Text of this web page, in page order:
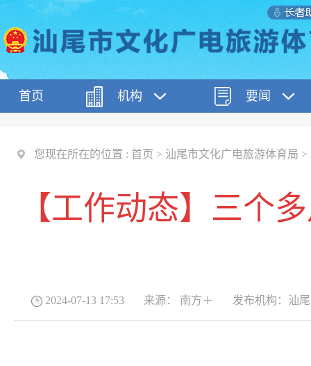
首页 机构 要闻
您现在所在的位置 : 首页 > 汕尾市文化广电旅游体育局 >
【工作动态】三个
2024-07-13 17:53 来源： 南方＋ 发布机构： 汕